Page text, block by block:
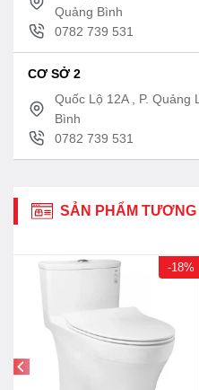
Quảng Bình
0782 739 531
CƠ SỞ 2
Quốc Lộ 12A , P. Quảng
Bình
0782 739 531
SẢN PHẨM
-18%